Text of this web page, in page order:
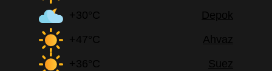
+30°C
Depok
+47°C
Ahvaz
+36°C
Suez